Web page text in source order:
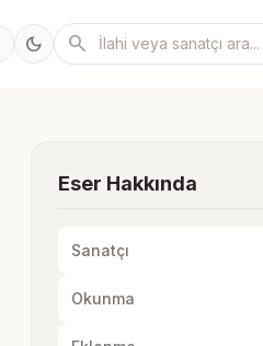
dark_mode search
Eser Hakkında
Sanatçı
Okunma